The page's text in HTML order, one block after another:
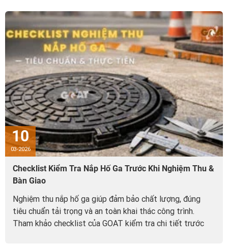
10
03-2026
Checklist Kiểm Tra Nắp Hố Ga Trước Khi Nghiệm Thu &
Bàn Giao
Nghiệm thu nắp hố ga giúp đảm bảo chất lượng, đúng
tiêu chuẩn tải trọng và an toàn khai thác công trình.
Tham khảo checklist của GOAT kiểm tra chi tiết trước